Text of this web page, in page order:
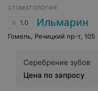
СТОМАТОЛОГИЯ
1.0 Ильмарин
Гомель, Речицкий пр-т, 105
Серебрение зубов
Цена по запросу